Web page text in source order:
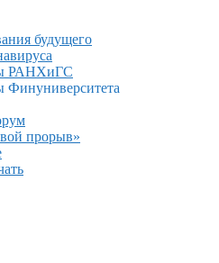
будущего
РАНХиГС
Финуниверситета
прорыв»